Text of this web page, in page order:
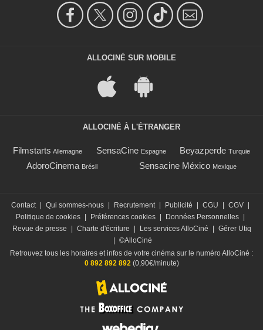
ALLOCINÉ SUR MOBILE
ALLOCINÉ À L'ÉTRANGER
Filmstarts Allemagne SensaCine Espagne Beyazperde Turquie
AdoroCinema Brésil Sensacine México Mexique
Contact | Qui sommes-nous | Recrutement | Publicité | CGU | CGV |
Politique de cookies | Préférences cookies | Données Personnelles |
Revue de presse
| Charte d'écriture | Les services AlloCiné | Gérer Utiq
| ©AlloCiné
Retrouvez tous les horaires et infos de votre cinéma sur le numéro AlloCiné :
0 892 892 892 (0,90€/minute)